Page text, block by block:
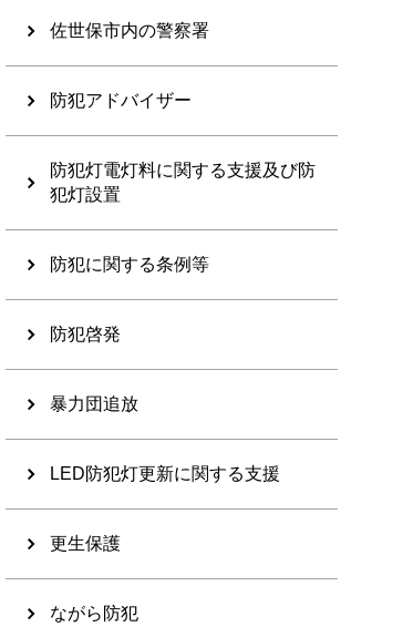
佐世保市内の警察署
防犯アドバイザー
防犯灯電灯料に関する支援及び防
犯灯設置
防犯に関する条例等
防犯啓発
暴力団追放
LED防犯灯更新に関する支援
更生保護
ながら防犯